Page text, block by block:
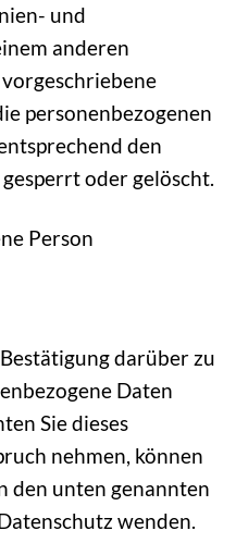
und
anderen
personenbezogenen
den
oder gelöscht.
Person
darüber zu
Daten
Sie dieses
nehmen, können
den unten genannten
wenden.